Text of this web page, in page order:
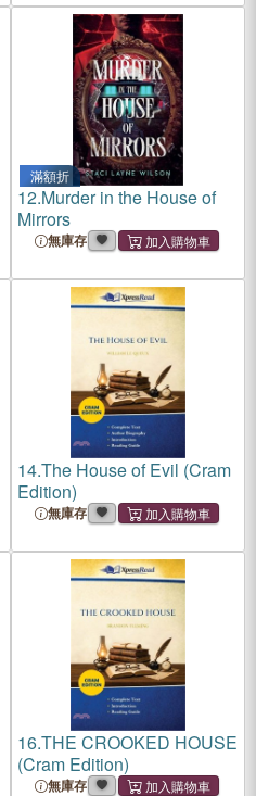
滿額折
12.Murder in the House of
Mirrors
無庫存
14.The House of Evil (Cram
Edition)
無庫存
16.THE CROOKED HOUSE
(Cram Edition)
無庫存